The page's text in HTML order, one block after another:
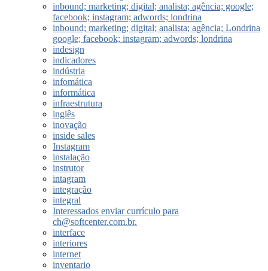
inbound; marketing; digital; analista; agência; google;
facebook; instagram; adwords; londrina
inbound; marketing; digital; analista; agência; Londrina
google; facebook; instagram; adwords; londrina
indesign
indicadores
indústria
infomática
informática
infraestrutura
inglês
inovação
inside sales
Instagram
instalação
instrutor
intagram
integração
integral
Interessados enviar currículo para
ch@softcenter.com.br.
interface
interiores
internet
inventario